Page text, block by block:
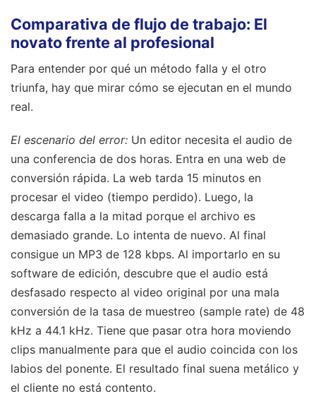
Comparativa de flujo de trabajo: El
novato frente al profesional
Para entender por qué un método falla y el otro
triunfa, hay que mirar cómo se ejecutan en el mundo
real.
El escenario del error: Un editor necesita el audio de
una conferencia de dos horas. Entra en una web de
conversión rápida. La web tarda 15 minutos en
procesar el video (tiempo perdido). Luego, la
descarga falla a la mitad porque el archivo es
demasiado grande. Lo intenta de nuevo. Al final
consigue un MP3 de 128 kbps. Al importarlo en su
software de edición, descubre que el audio está
desfasado respecto al video original por una mala
conversión de la tasa de muestreo (sample rate) de 48
kHz a 44.1 kHz. Tiene que pasar otra hora moviendo
clips manualmente para que el audio coincida con los
labios del ponente. El resultado final suena metálico y
el cliente no está contento.